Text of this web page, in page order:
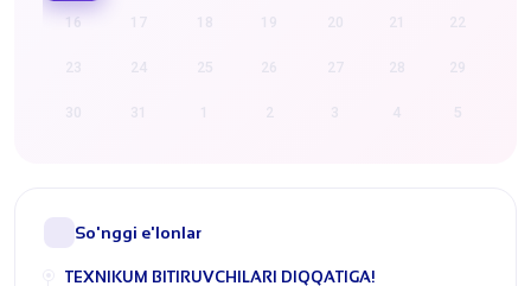
16 21 22
27 28 29
3 4 5
So'nggi e'lonlar
​TEXNIKUM BITIRUVCHILARI DIQQATIGA!